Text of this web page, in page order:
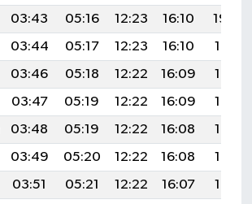
03:43 05:16 12:23 16:10
19:20
03:44 05:17 12:23 16:10
19:18
03:46 05:18 12:22 16:09
19:17
03:47 05:19 12:22 16:09
19:16
03:48 05:19 12:22 16:08
19:15
03:49 05:20 12:22 16:08
19:14
03:51 05:21 12:22 16:07
19:12